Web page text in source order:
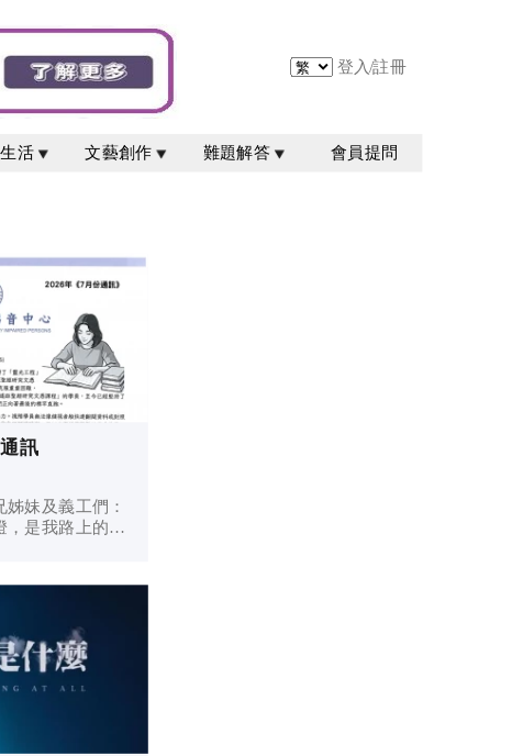
登入/註冊
活 文藝創作 難題解答 會員提問
訊
妹及義工們：
，是我路上的
」研經課程，當